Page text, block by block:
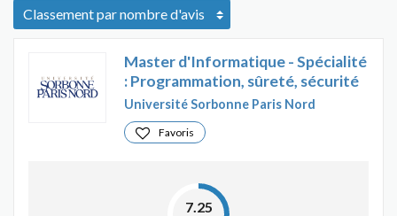
Master d'Informatique - Spécialité
: Programmation, sûreté, sécurité
Université Sorbonne Paris Nord
Favoris
7.25